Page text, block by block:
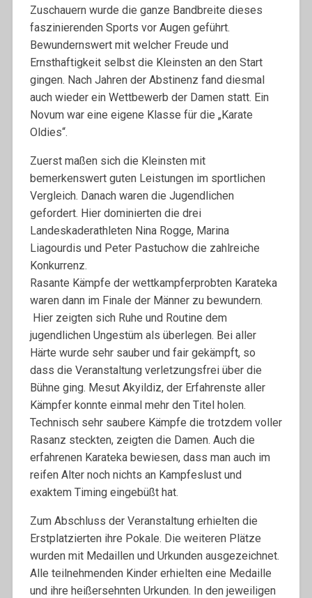
Zuschauern wurde die ganze Bandbreite dieses
faszinierenden Sports vor Augen geführt.
Bewundernswert mit welcher Freude und
Ernsthaftigkeit selbst die Kleinsten an den Start
gingen. Nach Jahren der Abstinenz fand diesmal
auch wieder ein Wettbewerb der Damen statt. Ein
Novum war eine eigene Klasse für die „Karate
Oldies“.
Zuerst maßen sich die Kleinsten mit
bemerkenswert guten Leistungen im sportlichen
Vergleich. Danach waren die Jugendlichen
gefordert. Hier dominierten die drei
Landeskaderathleten Nina Rogge, Marina
Liagourdis und Peter Pastuchow die zahlreiche
Konkurrenz.
Rasante Kämpfe der wettkampferprobten Karateka
waren dann im Finale der Männer zu bewundern.
Hier zeigten sich Ruhe und Routine dem
jugendlichen Ungestüm als überlegen. Bei aller
Härte wurde sehr sauber und fair gekämpft, so
dass die Veranstaltung verletzungsfrei über die
Bühne ging. Mesut Akyildiz, der Erfahrenste aller
Kämpfer konnte einmal mehr den Titel holen.
Technisch sehr saubere Kämpfe die trotzdem voller
Rasanz steckten, zeigten die Damen. Auch die
erfahrenen Karateka bewiesen, dass man auch im
reifen Alter noch nichts an Kampfeslust und
exaktem Timing eingebüßt hat.
Zum Abschluss der Veranstaltung erhielten die
Erstplatzierten ihre Pokale. Die weiteren Plätze
wurden mit Medaillen und Urkunden ausgezeichnet.
Alle teilnehmenden Kinder erhielten eine Medaille
und ihre heißersehnten Urkunden. In den jeweiligen